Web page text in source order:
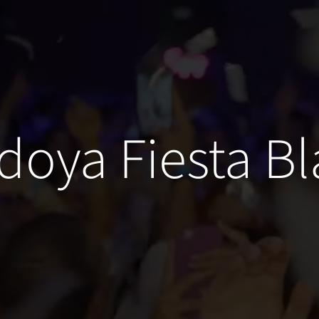
Fiesta